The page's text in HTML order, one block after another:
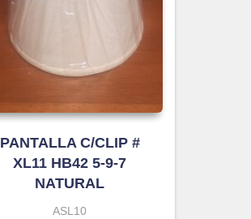
PANTALLA C/CLIP #
XL11 HB42 5-9-7
NATURAL
ASL10